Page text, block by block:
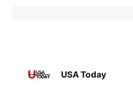
USA Today